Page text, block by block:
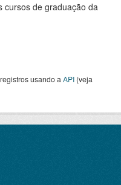
cursos de graduação da
usando a API (veja